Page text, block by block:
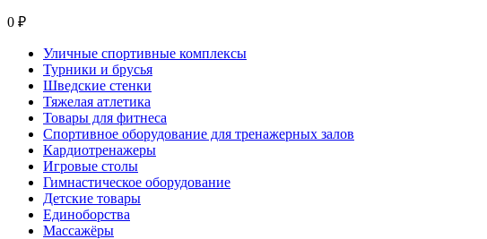
0 ₽
Уличные спортивные комплексы
Турники и брусья
Шведские стенки
Тяжелая атлетика
Товары для фитнеса
Спортивное оборудование для тренажерных залов
Кардиотренажеры
Игровые столы
Гимнастическое оборудование
Детские товары
Единоборства
Массажёры